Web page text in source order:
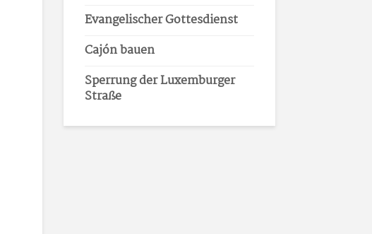
Evangelischer Gottesdienst
Cajón bauen
Sperrung der Luxemburger
Straße